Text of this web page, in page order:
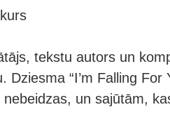
tekstu autors un
Dziesma “I’m Falling For
un sajūtām,